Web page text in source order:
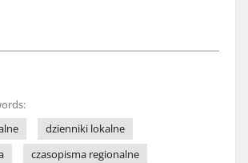
dzienniki lokalne
czasopisma regionalne